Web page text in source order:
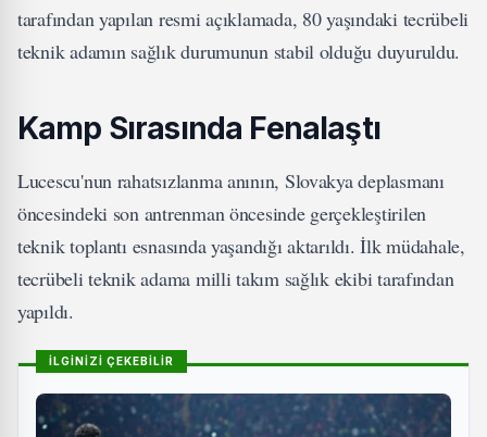
tarafından yapılan resmi açıklamada, 80 yaşındaki tecrübeli
teknik adamın sağlık durumunun stabil olduğu duyuruldu.
Kamp Sırasında Fenalaştı
Lucescu'nun rahatsızlanma anının, Slovakya deplasmanı
öncesindeki son antrenman öncesinde gerçekleştirilen
teknik toplantı esnasında yaşandığı aktarıldı. İlk müdahale,
tecrübeli teknik adama milli takım sağlık ekibi tarafından
yapıldı.
İLGİNİZİ ÇEKEBİLİR